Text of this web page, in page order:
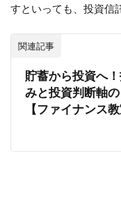
すといっても、投資信
関連記事
貯蓄から投資へ
みと投資判断軸
【ファイナンス教